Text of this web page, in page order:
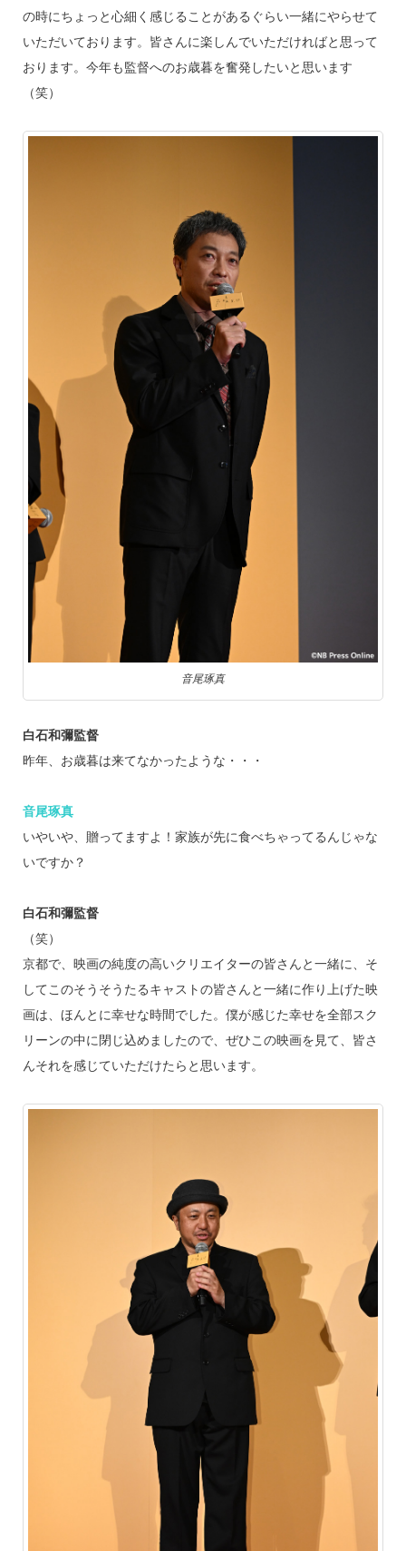
の時にちょっと心細く感じることがあるぐらい一緒にやらせて
いただいております。皆さんに楽しんでいただければと思って
おります。今年も監督へのお歳暮を奮発したいと思います
（笑）
音尾琢真
白石和彌監督
昨年、お歳暮は来てなかったような・・・
音尾琢真
いやいや、贈ってますよ！家族が先に食べちゃってるんじゃな
いですか？
白石和彌監督
（笑）
京都で、映画の純度の高いクリエイターの皆さんと一緒に、そ
してこのそうそうたるキャストの皆さんと一緒に作り上げた映
画は、ほんとに幸せな時間でした。僕が感じた幸せを全部スク
リーンの中に閉じ込めましたので、ぜひこの映画を見て、皆さ
んそれを感じていただけたらと思います。